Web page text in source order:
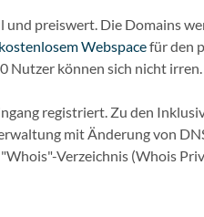
preiswert. Die Domains
kostenlosem Webspacefür den
Nutzer können sich nicht irren.
registriert. Zu den
mit Änderung von
Verzeichnis (Whois